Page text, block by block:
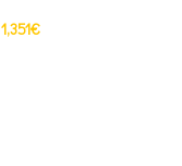
1,351€